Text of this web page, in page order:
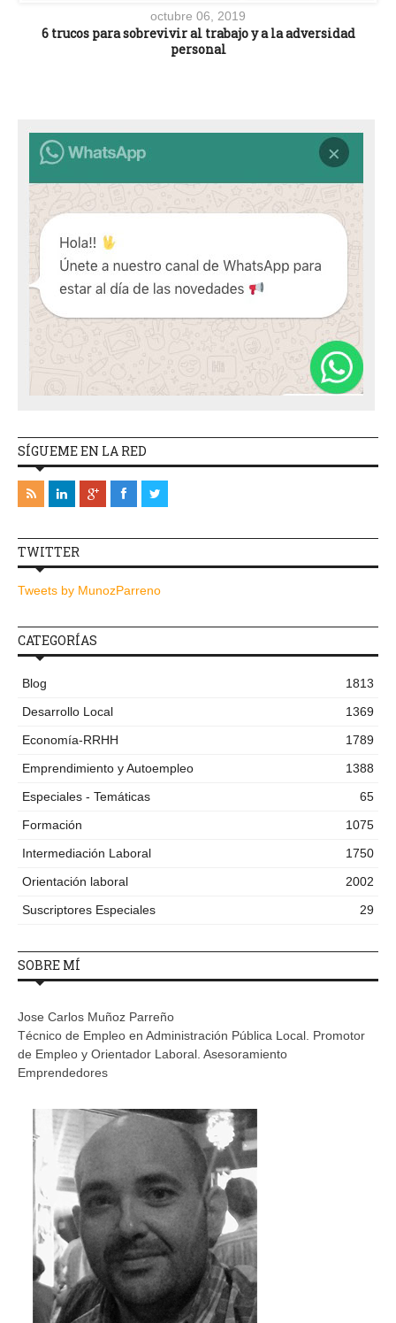
octubre 06, 2019
6 trucos para sobrevivir al trabajo y a la adversidad
personal
SÍGUEME EN LA RED
TWITTER
Tweets by MunozParreno
CATEGORÍAS
Blog
1813
Desarrollo Local
1369
Economía-RRHH
1789
Emprendimiento y Autoempleo
1388
Especiales - Temáticas
65
Formación
1075
Intermediación Laboral
1750
Orientación laboral
2002
Suscriptores Especiales
29
SOBRE MÍ
Jose Carlos Muñoz Parreño
Técnico de Empleo en Administración Pública Local. Promotor
de Empleo y Orientador Laboral. Asesoramiento
Emprendedores